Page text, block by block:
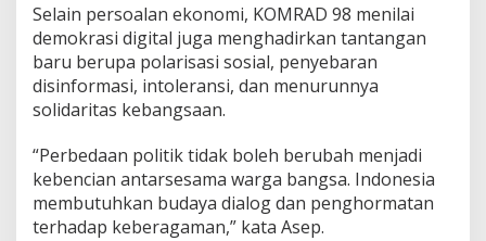
Selain persoalan ekonomi, KOMRAD 98 menilai
demokrasi digital juga menghadirkan tantangan
baru berupa polarisasi sosial, penyebaran
disinformasi, intoleransi, dan menurunnya
solidaritas kebangsaan.
“Perbedaan politik tidak boleh berubah menjadi
kebencian antarsesama warga bangsa. Indonesia
membutuhkan budaya dialog dan penghormatan
terhadap keberagaman,” kata Asep.